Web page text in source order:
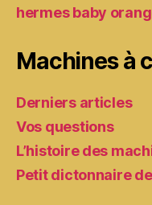
hermes baby
Machines à
Derniers articles
Vos questions
L’histoire des
Petit dictonnaire